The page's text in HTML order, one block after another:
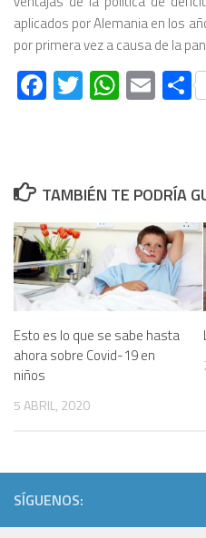
aplicados por Alemania en los
por primera vez a causa de la
Facebook
Twitter
TAMBIÉN TE PODRÍA
Esto es lo que se sabe hasta
ahora sobre Covid-19 en
niños
5 ABRIL, 2020
SÍGUENOS: